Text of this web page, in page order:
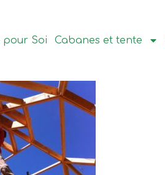
pour Soi Cabanes et tente